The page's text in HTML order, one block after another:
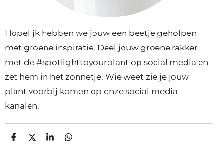
Hopelijk hebben we jouw een beetje geholpen
met groene inspiratie. Deel jouw groene rakker
met de #spotlighttoyourplant op social media en
zet hem in het zonnetje. Wie weet zie je jouw
plant voorbij komen op onze social media
kanalen.
D
D
S
D